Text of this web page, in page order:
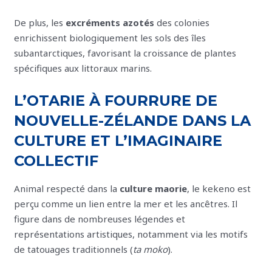
De plus, les excréments azotés des colonies
enrichissent biologiquement les sols des îles
subantarctiques, favorisant la croissance de plantes
spécifiques aux littoraux marins.
L’OTARIE À FOURRURE DE
NOUVELLE-ZÉLANDE DANS LA
CULTURE ET L’IMAGINAIRE
COLLECTIF
Animal respecté dans la culture maorie, le kekeno est
perçu comme un lien entre la mer et les ancêtres. Il
figure dans de nombreuses légendes et
représentations artistiques, notamment via les motifs
de tatouages traditionnels (ta moko).